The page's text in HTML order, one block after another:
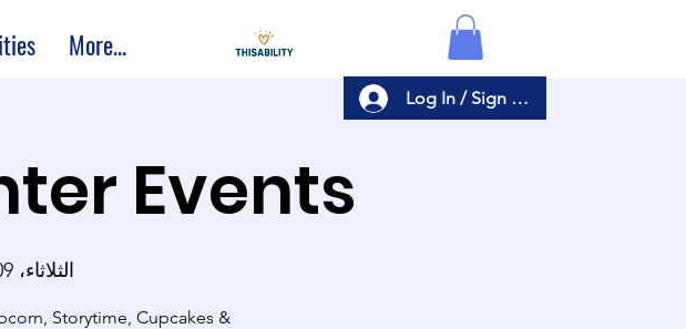
Log In / Sign Up
More...
Events
الثلاثاء، 09 سبتمبر
Storytime, Cupcakes &